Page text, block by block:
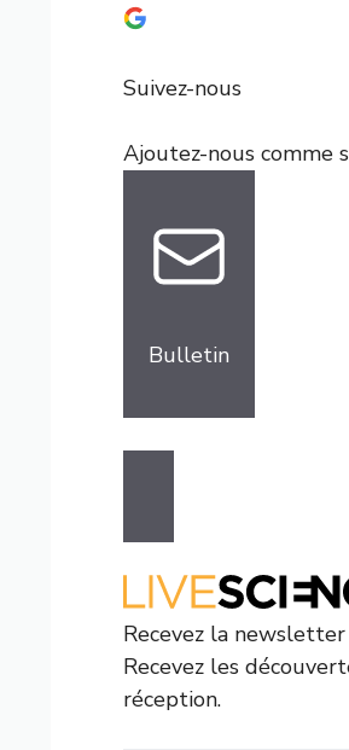
Suivez-nous
Ajoutez-nous comme
Bulletin
Recevez la newsletter
Recevez les
réception.